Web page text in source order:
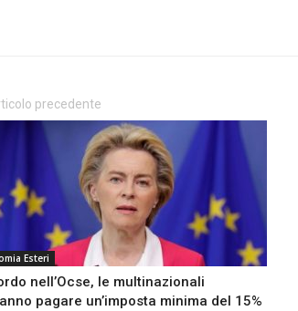
precedente
Esteri
nell’Ocse, le multinazionali
pagare un’imposta minima del 15%